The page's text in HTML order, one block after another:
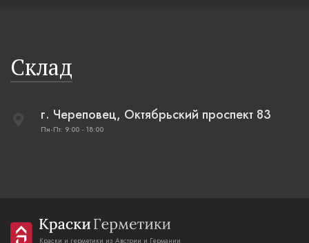
Склад
г. Череповец, Октябрьский проспект 83
Пн-Пт: 9:00 - 18:00
Краски и герметики из Австрии и Германии